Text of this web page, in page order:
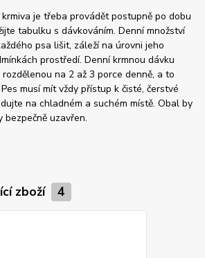
krmiva je třeba provádět postupně po dobu
tabulku s dávkováním. Denní množství
psa lišit, záleží na úrovni jeho
prostředí. Denní krmnou dávku
na 2 až 3 porce denně, a to
musí mít vždy přístup k čisté, čerstvé
na chladném a suchém místě. Obal by
bezpečně uzavřen.
zboží 4